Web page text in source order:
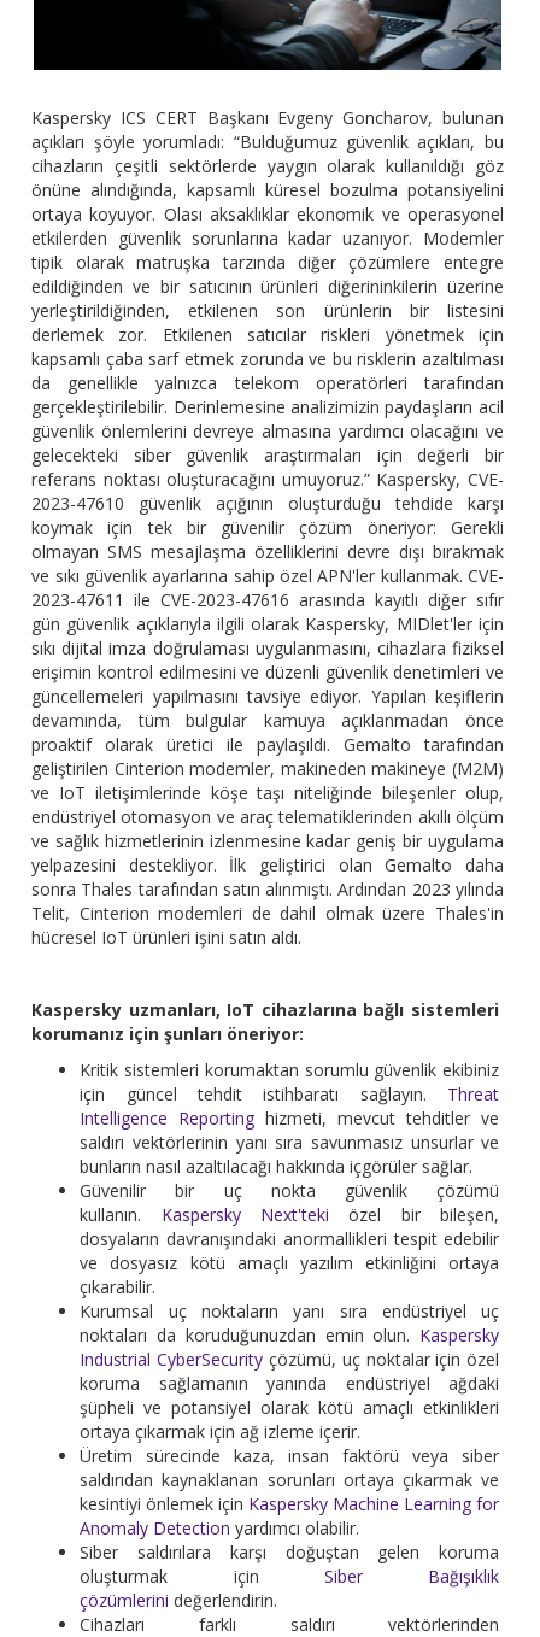
Kaspersky ICS CERT Başkanı Evgeny Goncharov, bulunan
açıkları şöyle yorumladı: “Bulduğumuz güvenlik açıkları, bu
cihazların çeşitli sektörlerde yaygın olarak kullanıldığı göz
önüne alındığında, kapsamlı küresel bozulma potansiyelini
ortaya koyuyor. Olası aksaklıklar ekonomik ve operasyonel
etkilerden güvenlik sorunlarına kadar uzanıyor. Modemler
tipik olarak matruşka tarzında diğer çözümlere entegre
edildiğinden ve bir satıcının ürünleri diğerininkilerin üzerine
yerleştirildiğinden, etkilenen son ürünlerin bir listesini
derlemek zor. Etkilenen satıcılar riskleri yönetmek için
kapsamlı çaba sarf etmek zorunda ve bu risklerin azaltılması
da genellikle yalnızca telekom operatörleri tarafından
gerçekleştirilebilir. Derinlemesine analizimizin paydaşların acil
güvenlik önlemlerini devreye almasına yardımcı olacağını ve
gelecekteki siber güvenlik araştırmaları için değerli bir
referans noktası oluşturacağını umuyoruz.” Kaspersky, CVE-
2023-47610 güvenlik açığının oluşturduğu tehdide karşı
koymak için tek bir güvenilir çözüm öneriyor: Gerekli
olmayan SMS mesajlaşma özelliklerini devre dışı bırakmak
ve sıkı güvenlik ayarlarına sahip özel APN'ler kullanmak. CVE-
2023-47611 ile CVE-2023-47616 arasında kayıtlı diğer sıfır
gün güvenlik açıklarıyla ilgili olarak Kaspersky, MIDlet'ler için
sıkı dijital imza doğrulaması uygulanmasını, cihazlara fiziksel
erişimin kontrol edilmesini ve düzenli güvenlik denetimleri ve
güncellemeleri yapılmasını tavsiye ediyor. Yapılan keşiflerin
devamında, tüm bulgular kamuya açıklanmadan önce
proaktif olarak üretici ile paylaşıldı. Gemalto tarafından
geliştirilen Cinterion modemler, makineden makineye (M2M)
ve IoT iletişimlerinde köşe taşı niteliğinde bileşenler olup,
endüstriyel otomasyon ve araç telematiklerinden akıllı ölçüm
ve sağlık hizmetlerinin izlenmesine kadar geniş bir uygulama
yelpazesini destekliyor. İlk geliştirici olan Gemalto daha
sonra Thales tarafından satın alınmıştı. Ardından 2023 yılında
Telit, Cinterion modemleri de dahil olmak üzere Thales'in
hücresel IoT ürünleri işini satın aldı.
Kaspersky uzmanları, IoT cihazlarına bağlı sistemleri
korumanız için şunları öneriyor:
Kritik sistemleri korumaktan sorumlu güvenlik ekibiniz
için güncel tehdit istihbaratı sağlayın. Threat
Intelligence Reporting hizmeti, mevcut tehditler ve
saldırı vektörlerinin yanı sıra savunmasız unsurlar ve
bunların nasıl azaltılacağı hakkında içgörüler sağlar.
Güvenilir bir uç nokta güvenlik çözümü
kullanın. Kaspersky Next'teki özel bir bileşen,
dosyaların davranışındaki anormallikleri tespit edebilir
ve dosyasız kötü amaçlı yazılım etkinliğini ortaya
çıkarabilir.
Kurumsal uç noktaların yanı sıra endüstriyel uç
noktaları da koruduğunuzdan emin olun. Kaspersky
Industrial CyberSecurity çözümü, uç noktalar için özel
koruma sağlamanın yanında endüstriyel ağdaki
şüpheli ve potansiyel olarak kötü amaçlı etkinlikleri
ortaya çıkarmak için ağ izleme içerir.
Üretim sürecinde kaza, insan faktörü veya siber
saldırıdan kaynaklanan sorunları ortaya çıkarmak ve
kesintiyi önlemek için Kaspersky Machine Learning for
Anomaly Detection yardımcı olabilir.
Siber saldırılara karşı doğuştan gelen koruma
oluşturmak için Siber Bağışıklık
çözümlerini değerlendirin.
Cihazları farklı saldırı vektörlerinden